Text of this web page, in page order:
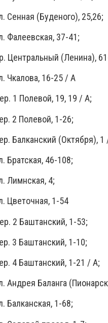
Сенная (Буденого), 25,26;
Фалеевская, 37-41;
Центральный (Ленина),
Чкалова, 16-25 / А
1 Полевой, 19, 19 / А;
2 Полевой, 1-26;
Балканский (Октября), 1
Братская, 46-108;
Лимнская, 4;
Цветочная, 1-54
2 Баштанский, 1-53;
3 Баштанский, 1-10;
4 Баштанский, 1-21 / А;
Андрея Баланга
Балканская, 1-68;